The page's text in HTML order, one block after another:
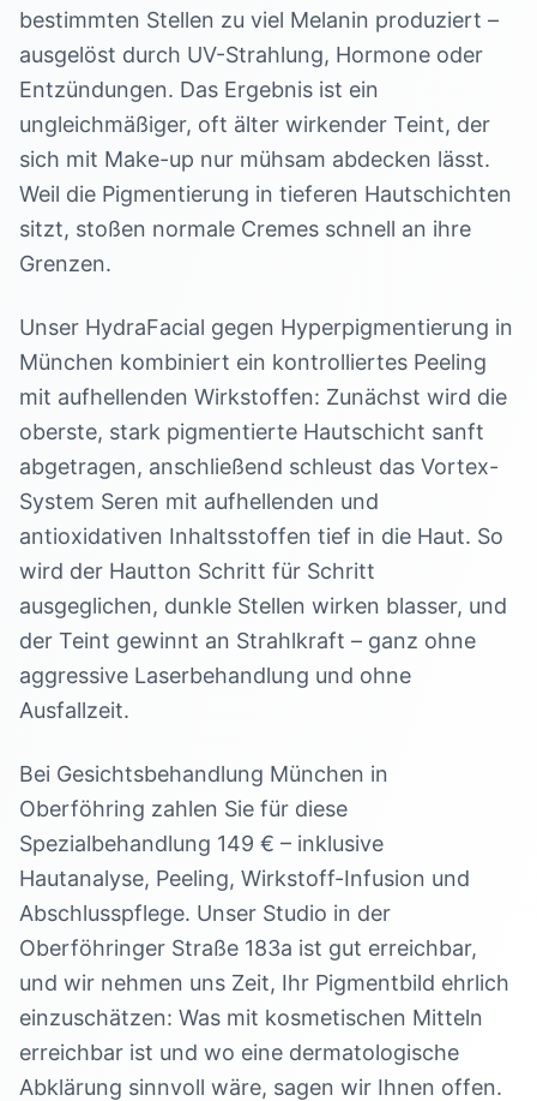
bestimmten Stellen zu viel Melanin produziert –
ausgelöst durch UV-Strahlung, Hormone oder
Entzündungen. Das Ergebnis ist ein
ungleichmäßiger, oft älter wirkender Teint, der
sich mit Make-up nur mühsam abdecken lässt.
Weil die Pigmentierung in tieferen Hautschichten
sitzt, stoßen normale Cremes schnell an ihre
Grenzen.
Unser HydraFacial gegen Hyperpigmentierung in
München kombiniert ein kontrolliertes Peeling
mit aufhellenden Wirkstoffen: Zunächst wird die
oberste, stark pigmentierte Hautschicht sanft
abgetragen, anschließend schleust das Vortex-
System Seren mit aufhellenden und
antioxidativen Inhaltsstoffen tief in die Haut. So
wird der Hautton Schritt für Schritt
ausgeglichen, dunkle Stellen wirken blasser, und
der Teint gewinnt an Strahlkraft – ganz ohne
aggressive Laserbehandlung und ohne
Ausfallzeit.
Bei Gesichtsbehandlung München in
Oberföhring zahlen Sie für diese
Spezialbehandlung 149 € – inklusive
Hautanalyse, Peeling, Wirkstoff-Infusion und
Abschlusspflege. Unser Studio in der
Oberföhringer Straße 183a ist gut erreichbar,
und wir nehmen uns Zeit, Ihr Pigmentbild ehrlich
einzuschätzen: Was mit kosmetischen Mitteln
erreichbar ist und wo eine dermatologische
Abklärung sinnvoll wäre, sagen wir Ihnen offen.